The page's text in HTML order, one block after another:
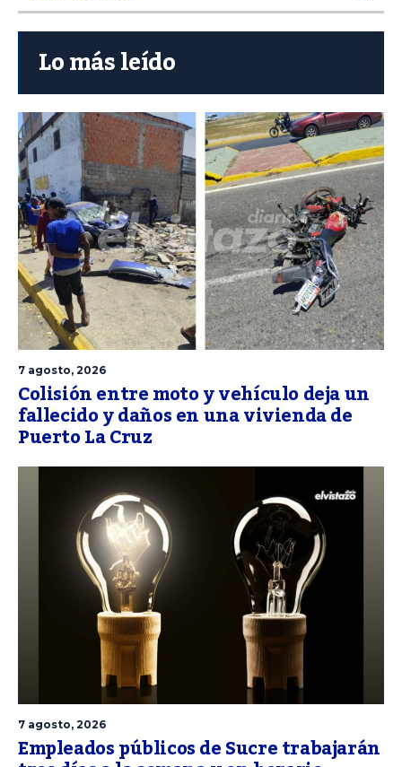
Lo más leído
7 agosto, 2026
Colisión entre moto y vehículo deja un
fallecido y daños en una vivienda de
Puerto La Cruz
7 agosto, 2026
Empleados públicos de Sucre trabajarán